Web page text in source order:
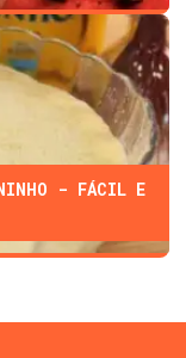
NINHO - FÁCIL E